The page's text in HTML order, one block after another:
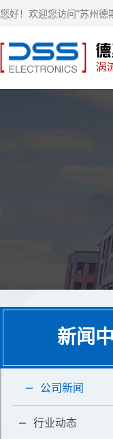
您好！欢迎您访问"苏州德
新闻
公司新闻
行业动态